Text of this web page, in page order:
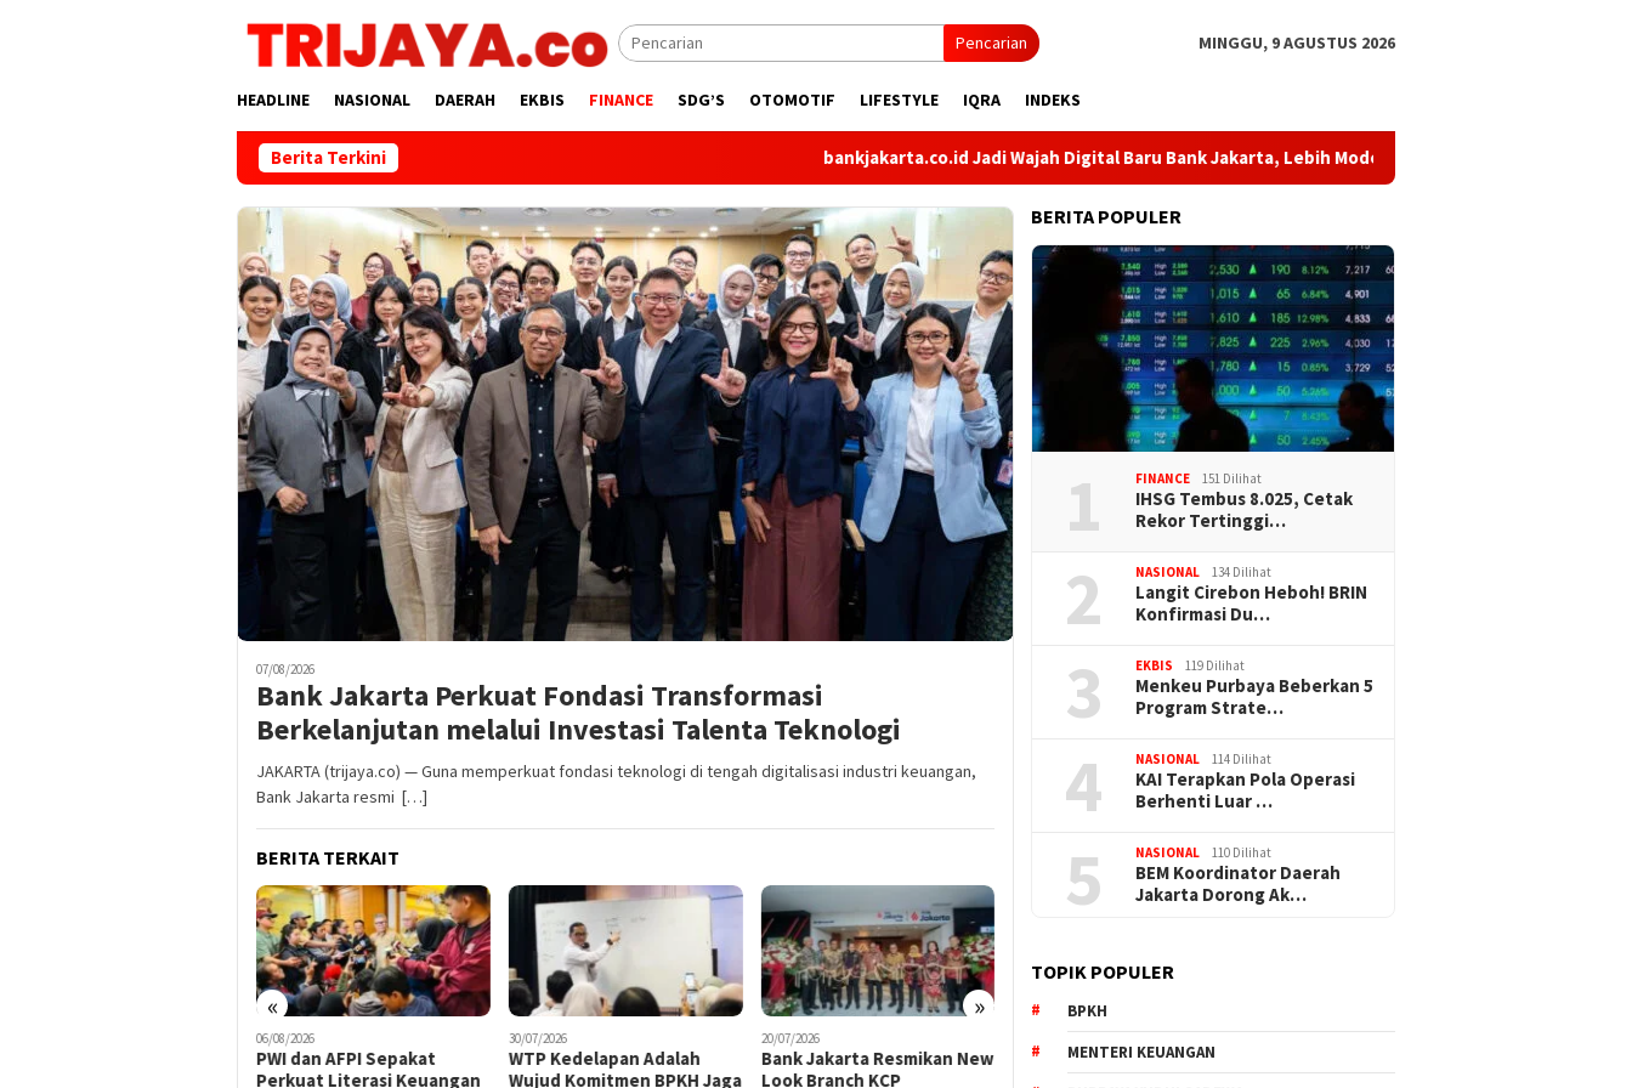
Pencarian MINGGU, 9 AGUSTUS 2026
HEADLINE NASIONAL DAERAH EKBIS FINANCE SDG’S OTOMOTIF LIFESTYLE IQRA INDEKS
Berita Terkini bankjakarta.co.id Jadi Wajah Digital Baru Bank Jakarta, Lebih Modern dan Dekat dengan Nasabah
07/08/2026
Bank Jakarta Perkuat Fondasi Transformasi
Berkelanjutan melalui Investasi Talenta Teknologi
JAKARTA (trijaya.co) — Guna memperkuat fondasi teknologi di tengah digitalisasi industri keuangan,
Bank Jakarta resmi […]
BERITA TERKAIT
« »
30/07/2026
WTP Kedelapan Adalah
Wujud Komitmen BPKH Jaga
20/07/2026
Bank Jakarta Resmikan New
Look Branch KCP
03/07/2026
Sabet Penghargaan, Bank
Muamalat Kian Kompetitif
Bank Jakarta Pilih
Pertumbuhan Berkualitas
Ekonomi, BRI Peduli Beri
BERITA POPULER
1 FINANCE 151 Dilihat
IHSG Tembus 8.025, Cetak
Rekor Tertinggi…
2 NASIONAL 134 Dilihat
Langit Cirebon Heboh! BRIN
Konfirmasi Du…
3 EKBIS 119 Dilihat
Menkeu Purbaya Beberkan 5
Program Strate…
4 NASIONAL 114 Dilihat
KAI Terapkan Pola Operasi
Berhenti Luar …
5 NASIONAL 110 Dilihat
BEM Koordinator Daerah
Jakarta Dorong Ak…
TOPIK POPULER
BPKH
MENTERI KEUANGAN